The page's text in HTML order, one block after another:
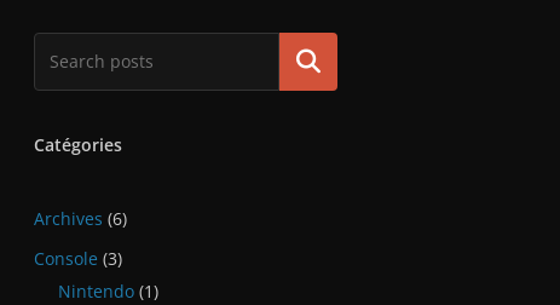
Rechercher
Catégories
Archives (6)
Console (3)
Nintendo (1)